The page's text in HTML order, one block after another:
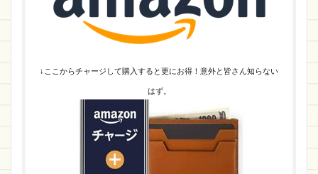
↓ここからチャージして購入すると更にお得！意外と皆さん知らない
はず。